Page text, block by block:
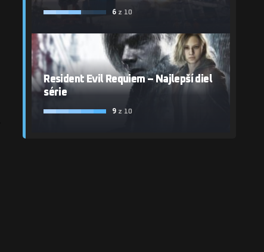
6 z 10
Resident Evil Requiem – Najlepší diel
série
9 z 10